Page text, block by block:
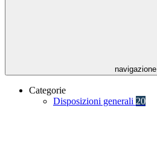
navigazione
Categorie
Disposizioni generali 20